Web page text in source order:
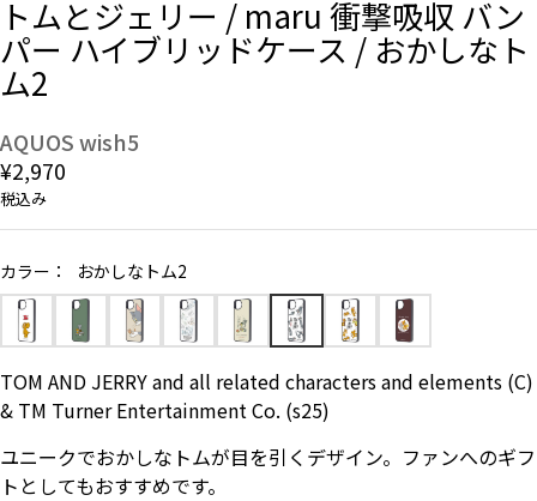
事業内容
お知らせ
お問い合わせ（一般の皆様）
お問い合わせ（企業様）
プライバシーポリシー
トムとジェリー / maru 衝撃吸収 バン
パー ハイブリッドケース / おかしなト
ム2
AQUOS wish5
¥2,970
税込み
カラー： おかしなトム2
TOM AND JERRY and all related characters and elements (C)
& TM Turner Entertainment Co. (s25)
ユニークでおかしなトムが目を引くデザイン。ファンへのギフ
トとしてもおすすめです。